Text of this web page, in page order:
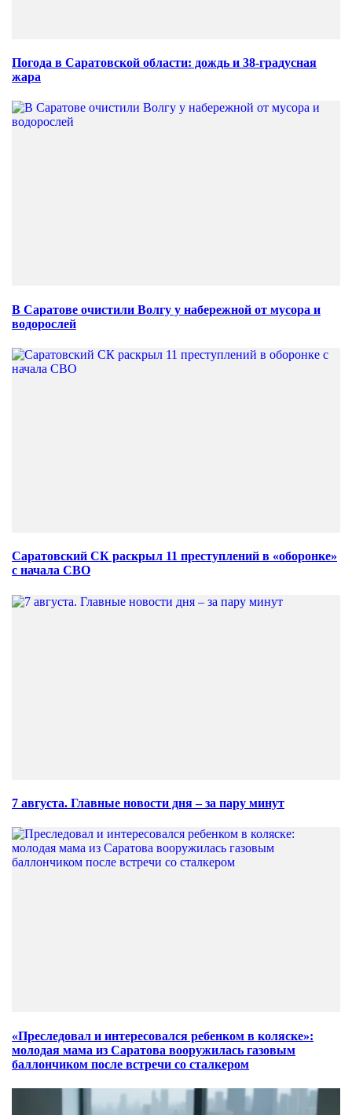
Погода в Саратовской области: дождь и 38-градусная
жара
В Саратове очистили Волгу у набережной от мусора и
водорослей
Саратовский СК раскрыл 11 преступлений в «оборонке»
с начала СВО
7 августа. Главные новости дня – за пару минут
«Преследовал и интересовался ребенком в коляске»:
молодая мама из Саратова вооружилась газовым
баллончиком после встречи со сталкером